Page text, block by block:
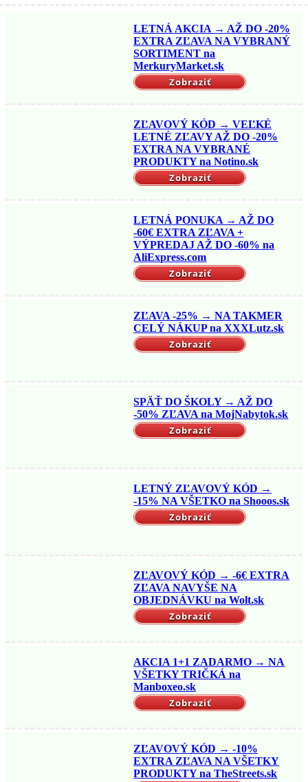
LETNÁ AKCIA → AŽ DO -20%
EXTRA ZĽAVA NA VYBRANÝ
SORTIMENT na
MerkuryMarket.sk
Zobraziť
ZĽAVOVÝ KÓD → VEĽKÉ
LETNÉ ZĽAVY AŽ DO -20%
EXTRA NA VYBRANÉ
PRODUKTY na Notino.sk
Zobraziť
LETNÁ PONUKA → AŽ DO
-60€ EXTRA ZĽAVA +
VÝPREDAJ AŽ DO -60% na
AliExpress.com
Zobraziť
ZĽAVA -25% → NA TAKMER
CELÝ NÁKUP na XXXLutz.sk
Zobraziť
SPÄŤ DO ŠKOLY → AŽ DO
-50% ZĽAVA na MojNabytok.sk
Zobraziť
LETNÝ ZĽAVOVÝ KÓD →
-15% NA VŠETKO na Shooos.sk
Zobraziť
ZĽAVOVÝ KÓD → -6€ EXTRA
ZĽAVA NAVYŠE NA
OBJEDNÁVKU na Wolt.sk
Zobraziť
AKCIA 1+1 ZADARMO → NA
VŠETKY TRIČKÁ na
Manboxeo.sk
Zobraziť
ZĽAVOVÝ KÓD → -10%
EXTRA ZĽAVA NA VŠETKY
PRODUKTY na TheStreets.sk